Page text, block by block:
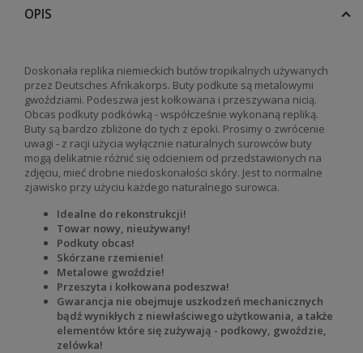
OPIS
Doskonała replika niemieckich butów tropikalnych używanych
przez Deutsches Afrikakorps. Buty podkute są metalowymi
gwoździami. Podeszwa jest kołkowana i przeszywana nicią.
Obcas podkuty podkówką - współcześnie wykonaną repliką.
Buty są bardzo zbliżone do tych z epoki. Prosimy o zwrócenie
uwagi - z racji użycia wyłącznie naturalnych surowców buty
mogą delikatnie różnić się odcieniem od przedstawionych na
zdjęciu, mieć drobne niedoskonałości skóry. Jest to normalne
zjawisko przy użyciu każdego naturalnego surowca.
Idealne do rekonstrukcji!
Towar nowy, nieużywany!
Podkuty obcas!
Skórzane rzemienie!
Metalowe gwoździe!
Przeszyta i kołkowana podeszwa!
Gwarancja nie obejmuje uszkodzeń mechanicznych
bądź wynikłych z niewłaściwego użytkowania, a także
elementów które się zużywają - podkowy, gwoździe,
zelówka!